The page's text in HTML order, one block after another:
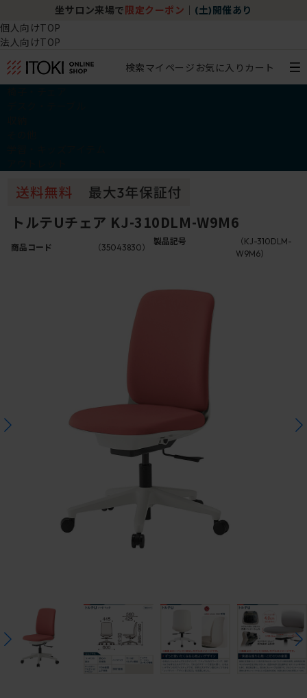
坐サロン来場で 限定クーポン (土)開催あり
個人向けTOP
法人向けTOP
検索マイページ お気に入り カート
トルテUチェア KJ-310DLM-W9M6
商品コード （35043830）
製品記号
（KJ-310DLM-
W9M6）